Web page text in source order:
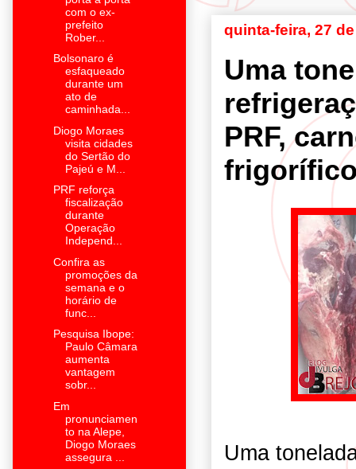
quinta-feira, 27
Uma
PRF,
Uma
com o ex-
prefeito
Rober...
Bolsonaro é
esfaqueado
durante um
ato de
caminhada...
Diogo Moraes
visita cidades
do Sertão do
Pajeú e M...
PRF reforça
fiscalização
durante
Operação
Independ...
Confira as
promoções da
semana e o
horário de
func...
Pesquisa Ibope:
Paulo Câmara
aumenta
vantagem
sobr...
Em
pronunciamen
to na Alepe,
Diogo Moraes
assegura ...